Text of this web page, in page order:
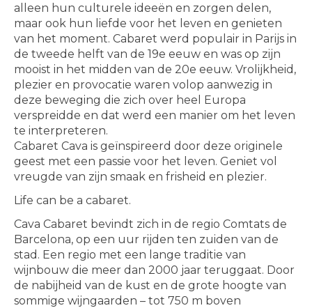
alleen hun culturele ideeën en zorgen delen,
maar ook hun liefde voor het leven en genieten
van het moment. Cabaret werd populair in Parijs in
de tweede helft van de 19e eeuw en was op zijn
mooist in het midden van de 20e eeuw. Vrolijkheid,
plezier en provocatie waren volop aanwezig in
deze beweging die zich over heel Europa
verspreidde en dat werd een manier om het leven
te interpreteren.
Cabaret Cava is geïnspireerd door deze originele
geest met een passie voor het leven. Geniet vol
vreugde van zijn smaak en frisheid en plezier.
Life can be a cabaret.
Cava Cabaret bevindt zich in de regio Comtats de
Barcelona, ​​op een uur rijden ten zuiden van de
stad. Een regio met een lange traditie van
wijnbouw die meer dan 2000 jaar teruggaat. Door
de nabijheid van de kust en de grote hoogte van
sommige wijngaarden – tot 750 m boven